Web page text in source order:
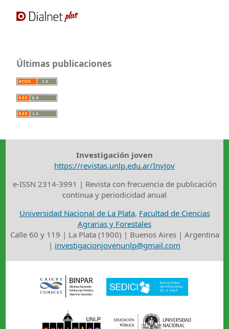
Últimas publicaciones
Investigación joven
https://revistas.unlp.edu.ar/InvJov
e-ISSN 2314-3991 | Revista con frecuencia de publicación
continua y periodicidad anual
Universidad Nacional de La Plata, Facultad de Ciencias
Agrarias y Forestales
Calle 60 y 119 | La Plata (1900) | Buenos Aires | Argentina
| investigacionjovenunlp@gmail.com